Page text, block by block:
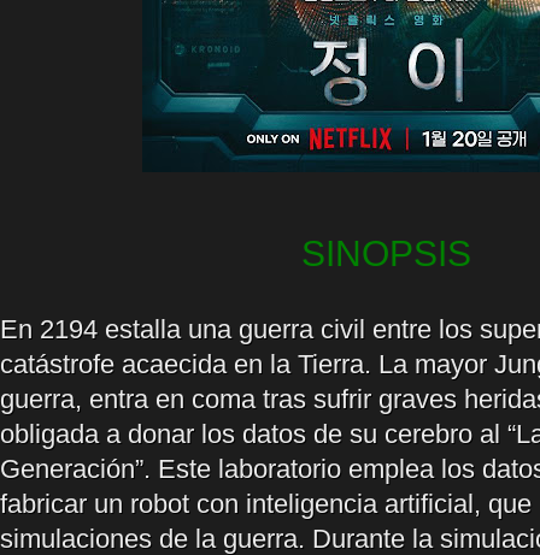
SINOPSIS
En 2194 estalla una guerra civil entre los
catástrofe acaecida en la Tierra. La mayor
guerra, entra en coma tras sufrir graves
obligada a donar los datos de su cerebro al
Generación”. Este laboratorio emplea los
fabricar un robot con inteligencia artificial,
simulaciones de la guerra. Durante la